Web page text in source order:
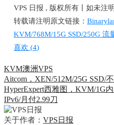
VPS 日报 , 版权所有丨如未注
转载请注明原文链接：
KVM/768M/15G SSD/250G 流
喜欢 (4)
KVM澳洲VPS
Aitcom，XEN/512M/25G SSD/
HyperExpert西雅图，KVM/1G
IPv6/月付2.99刀
关于作者： VPS日报